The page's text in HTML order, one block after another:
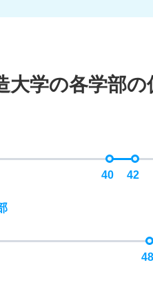
大学の各学部
40 42
48